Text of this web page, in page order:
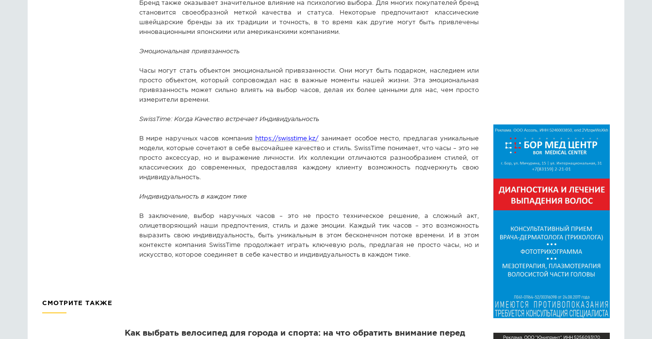
Бренд также оказывает значительное влияние на психологию выбора. Для многих покупателей бренд
становится своеобразной меткой качества и статуса. Некоторые предпочитают классические
швейцарские бренды за их традиции и точность, в то время как другие могут быть привлечены
инновационными японскими или американскими компаниями.
Эмоциональная привязанность
Часы могут стать объектом эмоциональной привязанности. Они могут быть подарком, наследием или
просто объектом, который сопровождал нас в важные моменты нашей жизни. Эта эмоциональная
привязанность может сильно влиять на выбор часов, делая их более ценными для нас, чем просто
измерители времени.
SwissTime: Когда Качество встречает Индивидуальность
В мире наручных часов компания https://swisstime.kz/ занимает особое место, предлагая уникальные
модели, которые сочетают в себе высочайшее качество и стиль. SwissTime понимает, что часы – это не
просто аксессуар, но и выражение личности. Их коллекции отличаются разнообразием стилей, от
классических до современных, предоставляя каждому клиенту возможность подчеркнуть свою
индивидуальность.
Индивидуальность в каждом тике
В заключение, выбор наручных часов – это не просто техническое решение, а сложный акт,
олицетворяющий наши предпочтения, стиль и даже эмоции. Каждый тик часов – это возможность
выразить свою индивидуальность, быть уникальным в этом бесконечном потоке времени. И в этом
контексте компания SwissTime продолжает играть ключевую роль, предлагая не просто часы, но и
искусство, которое соединяет в себе качество и индивидуальность в каждом тике.
СМОТРИТЕ ТАКЖЕ
Как выбрать велосипед для города и спорта: на что обратить внимание перед